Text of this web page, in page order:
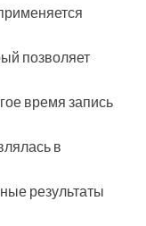
позволяет
время запись
в
результаты